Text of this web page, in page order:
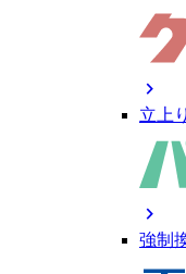
chevron_right
立上
chevron_right
強制